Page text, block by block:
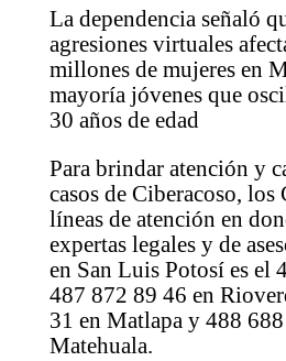
La dependencia señaló
agresiones virtuales
millones de mujeres en
mayoría jóvenes que
30 años de edad
Para brindar atención y
casos de Ciberacoso, los
líneas de atención en
expertas legales y de
en San Luis Potosí es el
487 872 89 46 en
31 en Matlapa y 488
Matehuala.